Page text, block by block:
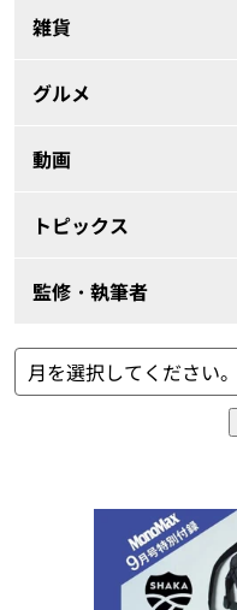
雑貨
グルメ
動画
トピックス
監修・執筆者